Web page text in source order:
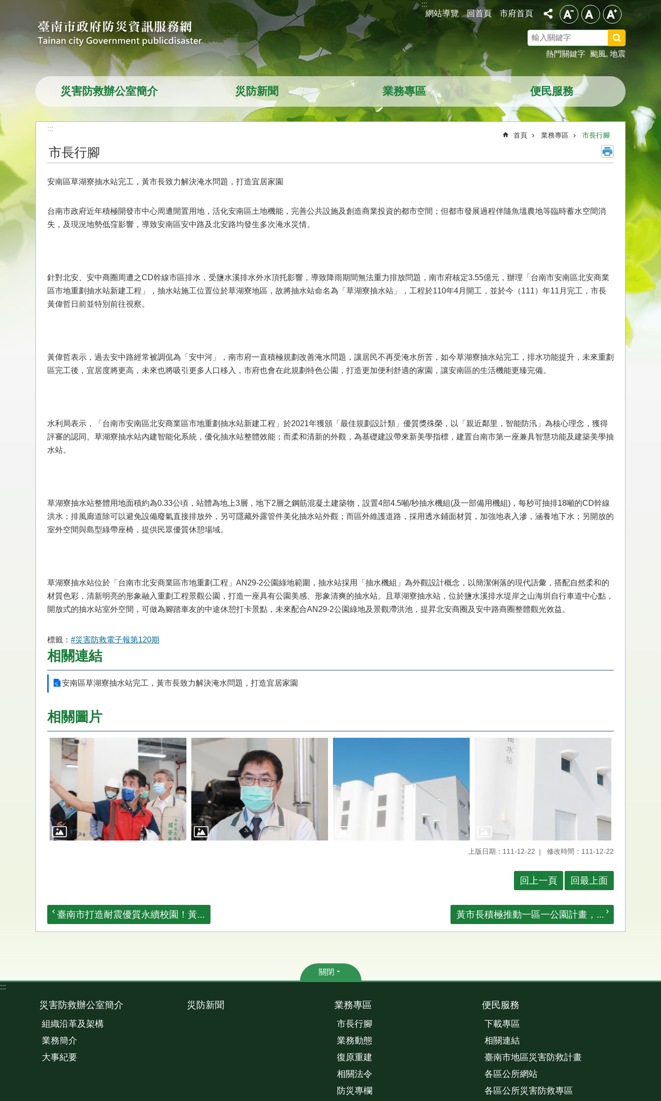
跳到主要內容區塊
:::
網站導覽 回首頁 市府首頁
尋
熱門關鍵字
颱風 地震
災害防救辦公室簡介 災防新聞 業務專區 便民服務
:::
首頁 業務專區 市長行腳
市長行腳
安南區草湖寮抽水站完工，黃市長致力解決淹水問題，打造宜居家園
台南市政府近年積極開發市中心周遭閒置用地，活化安南區土地機能，完善公共設施及創造商業投資的都市空間；但都市發展過程伴隨魚塭農地等臨時蓄水空間消
失，及現況地勢低窪影響，導致安南區安中路及北安路均發生多次淹水災情。
針對北安、安中商圈周遭之CD幹線市區排水，受鹽水溪排水外水頂托影響，導致降雨期間無法重力排放問題，南市府核定3.55億元，辦理「台南市安南區北安商業
區市地重劃抽水站新建工程」，抽水站施工位置位於草湖寮地區，故將抽水站命名為「草湖寮抽水站」，工程於110年4月開工，並於今（111）年11月完工，市長
黃偉哲日前並特別前往視察。
黃偉哲表示，過去安中路經常被調侃為「安中河」，南市府一直積極規劃改善淹水問題，讓居民不再受淹水所苦，如今草湖寮抽水站完工，排水功能提升，未來重劃
區完工後，宜居度將更高，未來也將吸引更多人口移入，市府也會在此規劃特色公園，打造更加便利舒適的家園，讓安南區的生活機能更臻完備。
水利局表示，「台南市安南區北安商業區市地重劃抽水站新建工程」於2021年獲頒「最佳規劃設計類」優質獎殊榮，以「親近鄰里，智能防汛」為核心理念，獲得
評審的認同。草湖寮抽水站內建智能化系統，優化抽水站整體效能；而柔和清新的外觀，為基礎建設帶來新美學指標，建置台南市第一座兼具智慧功能及建築美學抽
水站。
草湖寮抽水站整體用地面積約為0.33公頃，站體為地上3層，地下2層之鋼筋混凝土建築物，設置4部4.5噸/秒抽水機組(及一部備用機組)，每秒可抽排18噸的CD幹線
洪水；排風廊道除可以避免設備廢氣直接排放外，另可隱藏外露管件美化抽水站外觀；而區外維護道路，採用透水鋪面材質，加強地表入滲，涵養地下水；另開放的
室外空間與島型綠帶座椅，提供民眾優質休憩場域。
草湖寮抽水站位於「台南市北安商業區市地重劃工程」AN29-2公園綠地範圍，抽水站採用「抽水機組」為外觀設計概念，以簡潔俐落的現代語彙，搭配自然柔和的
材質色彩，清新明亮的形象融入重劃工程景觀公園，打造一座具有公園美感、形象清爽的抽水站。且草湖寮抽水站，位於鹽水溪排水堤岸之山海圳自行車道中心點，
開放式的抽水站室外空間，可做為腳踏車友的中途休憩打卡景點，未來配合AN29-2公園綠地及景觀滯洪池，提昇北安商圈及安中路商圈整體觀光效益。
標籤： #災害防救電子報第120期
相關連結
安南區草湖寮抽水站完工，黃市長致力解決淹水問題，打造宜居家園
相關圖片
上版日期：111-12-22 修改時間：111-12-22
回上一頁 回最上面
臺南市打造耐震優質永續校園！黃... 黃市長積極推動一區一公園計畫，...
關閉
:::
災害防救辦公室簡介
組織沿革及架構
業務簡介
大事紀要
災防新聞 業務專區
市長行腳
業務動態
復原重建
相關法令
防災專欄
便民服務
下載專區
相關連結
臺南市地區災害防救計畫
各區公所網站
各區公所災害防救專區